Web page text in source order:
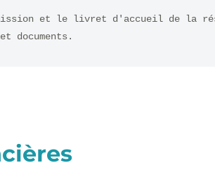
et le livret d'accueil de la
documents.